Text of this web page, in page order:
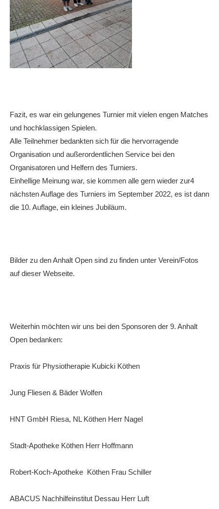
Fazit, es war ein gelungenes Turnier mit vielen engen Matches
und hochklassigen Spielen.
Alle Teilnehmer bedankten sich für die hervorragende
Organisation und außerordentlichen Service bei den
Organisatoren und Helfern des Turniers.
Einhellige Meinung war, sie kommen alle gern wieder zur4
nächsten Auflage des Turniers im September 2022, es ist dann
die 10. Auflage, ein kleines Jubiläum.
Bilder zu den Anhalt Open sind zu finden unter Verein/Fotos
auf dieser Webseite.
Weiterhin möchten wir uns bei den Sponsoren der 9. Anhalt
Open bedanken:
Praxis für Physiotherapie Kubicki Köthen
Jung Fliesen & Bäder Wolfen
HNT GmbH Riesa, NL Köthen Herr Nagel
Stadt-Apotheke Köthen Herr Hoffmann
Robert-Koch-Apotheke Köthen Frau Schiller
ABACUS Nachhilfeinstitut Dessau Herr Luft